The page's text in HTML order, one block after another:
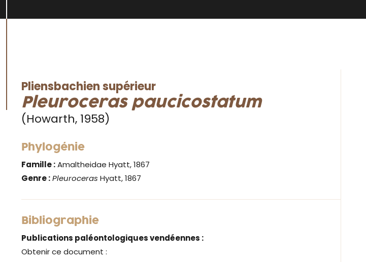
Pliensbachien supérieur
Pleuroceras paucicostatum
(Howarth, 1958)
Phylogénie
Famille :Amaltheidae Hyatt, 1867
Genre :Pleuroceras Hyatt, 1867
Bibliographie
Publications paléontologiques vendéennes :
Obtenir ce document :